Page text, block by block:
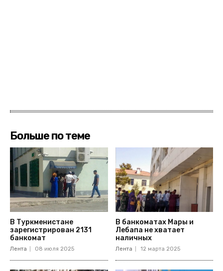
Больше по теме
В Туркменистане
зарегистрирован 2131
банкомат
Лента 08 июля 2025
В банкоматах Мары и
Лебапа не хватает
наличных
Лента 12 марта 2025